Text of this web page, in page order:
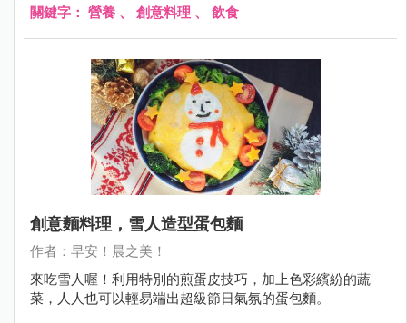
關鍵字： 營養 、 創意料理 、 飲食
創意麵料理，雪人造型蛋包麵
作者：早安！晨之美！
來吃雪人喔！利用特別的煎蛋皮技巧，加上色彩繽紛的蔬
菜，人人也可以輕易端出超級節日氣氛的蛋包麵。